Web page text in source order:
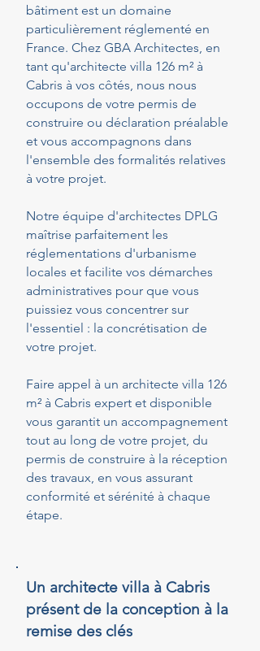
bâtiment est un domaine
particulièrement réglementé en
France. Chez GBA Architectes, en
tant qu'architecte villa 126 m² à
Cabris à vos côtés, nous nous
occupons de votre permis de
construire ou déclaration préalable
et vous accompagnons dans
l'ensemble des formalités relatives
à votre projet.
Notre équipe d'architectes DPLG
maîtrise parfaitement les
réglementations d'urbanisme
locales et facilite vos démarches
administratives pour que vous
puissiez vous concentrer sur
l'essentiel : la concrétisation de
votre projet.
Faire appel à un architecte villa 126
m² à Cabris expert et disponible
vous garantit un accompagnement
tout au long de votre projet, du
permis de construire à la réception
des travaux, en vous assurant
conformité et sérénité à chaque
étape.
Un architecte villa à Cabris
présent de la conception à la
remise des clés